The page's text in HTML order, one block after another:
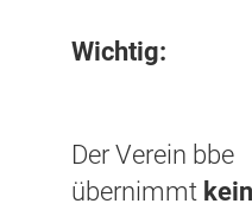
Wichtig:
Der Verein bbe
übernimmt